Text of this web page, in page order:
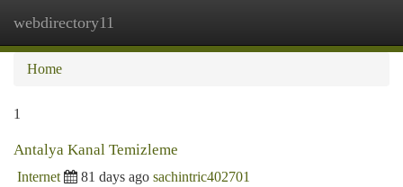
webdirectory11
Home
1
Antalya Kanal Temizleme
Internet 81 days ago sachintric402701